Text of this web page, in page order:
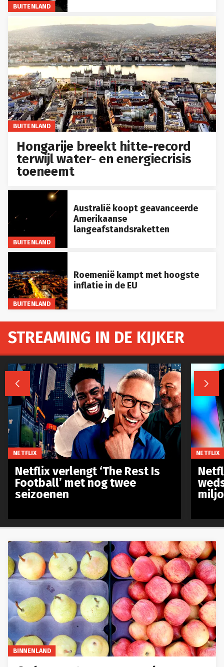
BUITENLAND
BUITENLAND
Hongarije breekt hitte-record
terwijl water- en energiecrisis
toeneemt
BUITENLAND
Australië koopt geavanceerde
Amerikaanse
langeafstandsraketten
BUITENLAND
Roemenië kampt met hoogste
inflatie in de EU
BINNENLAND
STREAMING IN DE KIJKER
 
NETFLIX
Netflix verlengt ‘The Rest Is
Football’ met nog twee
seizoenen
NETFLIX